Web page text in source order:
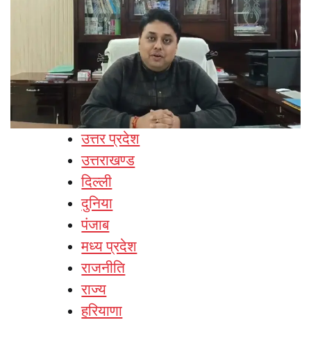
उत्तर प्रदेश
उत्तराखण्ड
दिल्ली
दुनिया
पंजाब
मध्य प्रदेश
राजनीति
राज्य
हरियाणा